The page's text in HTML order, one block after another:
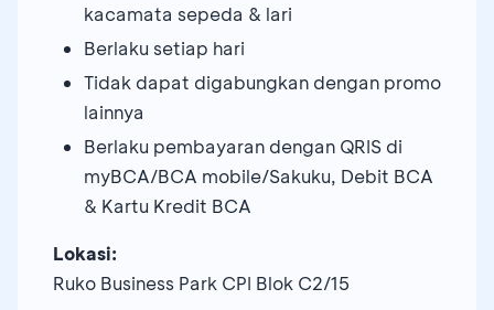
kacamata sepeda & lari
Berlaku setiap hari
Tidak dapat digabungkan dengan promo
lainnya
Berlaku pembayaran dengan QRIS di
myBCA/BCA mobile/Sakuku, Debit BCA
& Kartu Kredit BCA
Lokasi:
Ruko Business Park CPI Blok C2/15